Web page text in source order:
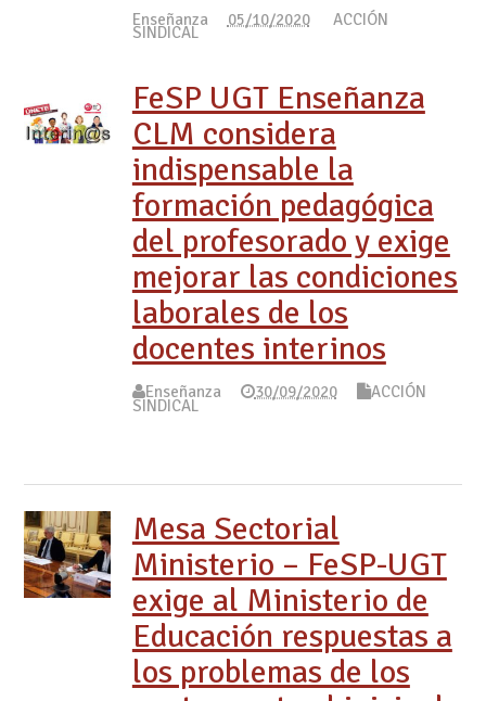
Enseñanza 05/10/2020 ACCIÓN
SINDICAL
FeSP UGT Enseñanza
CLM considera
indispensable la
formación pedagógica
del profesorado y exige
mejorar las condiciones
laborales de los
docentes interinos
Enseñanza 30/09/2020 ACCIÓN
SINDICAL
Mesa Sectorial
Ministerio – FeSP-UGT
exige al Ministerio de
Educación respuestas a
los problemas de los